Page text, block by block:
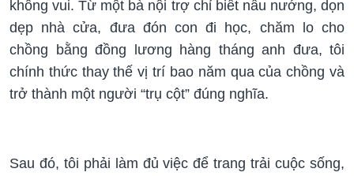
không vui. Từ một bà nội trợ chỉ biết nấu nướng, dọn
dẹp nhà cửa, đưa đón con đi học, chăm lo cho
chồng bằng đồng lương hàng tháng anh đưa, tôi
chính thức thay thế vị trí bao năm qua của chồng và
trở thành một người “trụ cột” đúng nghĩa.
Sau đó, tôi phải làm đủ việc để trang trải cuộc sống,